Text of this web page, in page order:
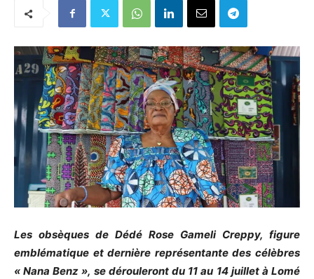
Les obsèques de Dédé Rose Gameli Creppy, figure
emblématique et dernière représentante des célèbres
« Nana Benz », se dérouleront du 11 au 14 juillet à Lomé